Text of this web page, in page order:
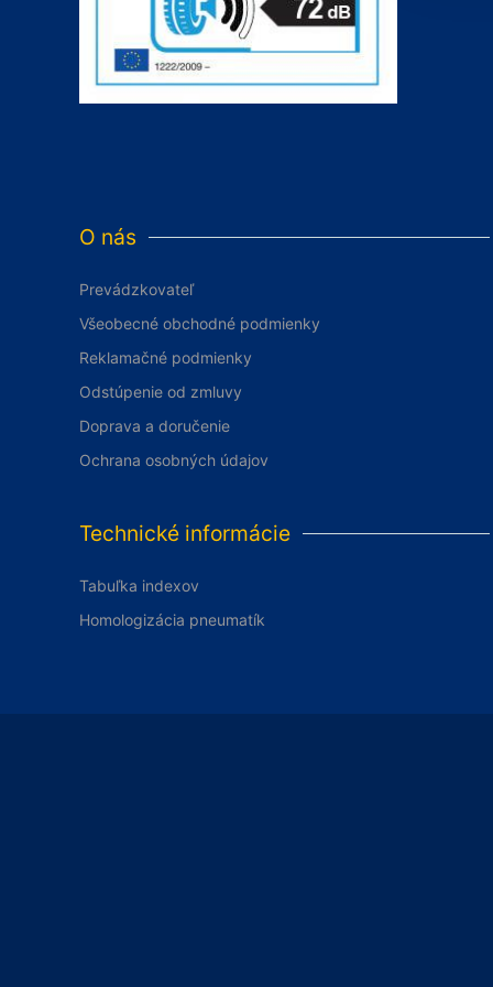
O nás
Prevádzkovateľ
Všeobecné obchodné podmienky
Reklamačné podmienky
Odstúpenie od zmluvy
Doprava a doručenie
Ochrana osobných údajov
Technické informácie
Tabuľka indexov
Homologizácia pneumatík